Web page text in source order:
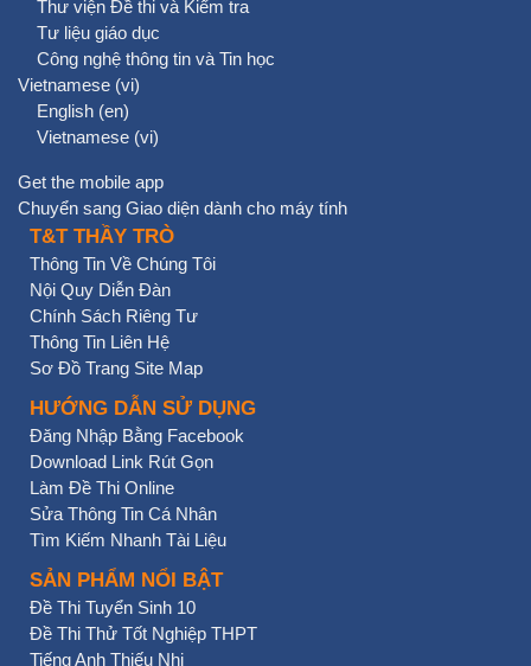
Thư viện Đề thi và Kiểm tra
Tư liệu giáo dục
Công nghệ thông tin và Tin học
Vietnamese ‎(vi)‎
English ‎(en)‎
Vietnamese ‎(vi)‎
Get the mobile app
Chuyển sang Giao diện dành cho máy tính
T&T THẦY TRÒ
Thông Tin Về Chúng Tôi
Nội Quy Diễn Đàn
Chính Sách Riêng Tư
Thông Tin Liên Hệ
Sơ Đồ Trang Site Map
HƯỚNG DẪN SỬ DỤNG
Đăng Nhập Bằng Facebook
Download Link Rút Gọn
Làm Đề Thi Online
Sửa Thông Tin Cá Nhân
Tìm Kiếm Nhanh Tài Liệu
SẢN PHẨM NỔI BẬT
Đề Thi Tuyển Sinh 10
Đề Thi Thử Tốt Nghiệp THPT
Tiếng Anh Thiếu Nhi